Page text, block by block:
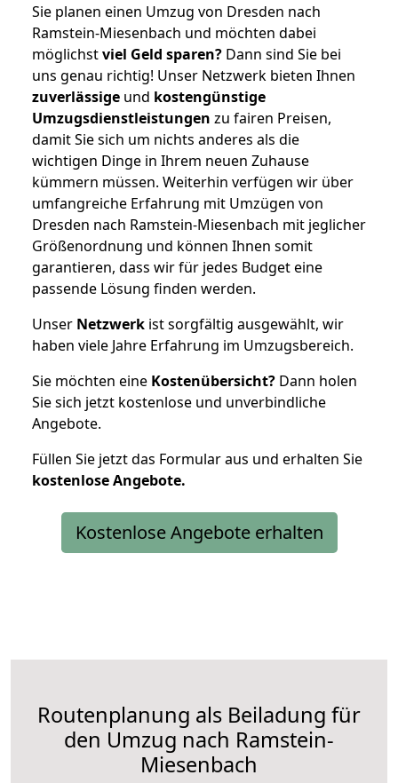
Sie planen einen Umzug von Dresden nach
Ramstein-Miesenbach und möchten dabei
möglichstviel Geld sparen? Dann sind Sie bei
uns genau richtig! Unser Netzwerk bieten Ihnen
zuverlässige und kostengünstige
Umzugsdienstleistungen zu fairen Preisen,
damit Sie sich um nichts anderes als die
wichtigen Dinge in Ihrem neuen Zuhause
kümmern müssen. Weiterhin verfügen wir über
umfangreiche Erfahrung mit Umzügen von
Dresden nach Ramstein-Miesenbach mit jeglicher
Größenordnung und können Ihnen somit
garantieren, dass wir für jedes Budget eine
passende Lösung finden werden.
Unser Netzwerk ist sorgfältig ausgewählt, wir
haben viele Jahre Erfahrung im Umzugsbereich.
Sie möchten eine Kostenübersicht? Dann holen
Sie sich jetzt kostenlose und unverbindliche
Angebote.
Füllen Sie jetzt das Formular aus und erhalten Sie
kostenloseAngebote.
Kostenlose Angebote erhalten
Routenplanung als Beiladung für
den Umzug nach Ramstein-
Miesenbach